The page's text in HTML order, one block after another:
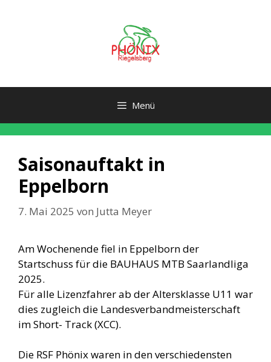
Menü
Saisonauftakt in
Eppelborn
7. Mai 2025 von Jutta Meyer
Am Wochenende fiel in Eppelborn der
Startschuss für die BAUHAUS MTB Saarlandliga
2025.
Für alle Lizenzfahrer ab der Altersklasse U11 war
dies zugleich die Landesverbandmeisterschaft
im Short- Track (XCC).
Die RSF Phönix waren in den verschiedensten